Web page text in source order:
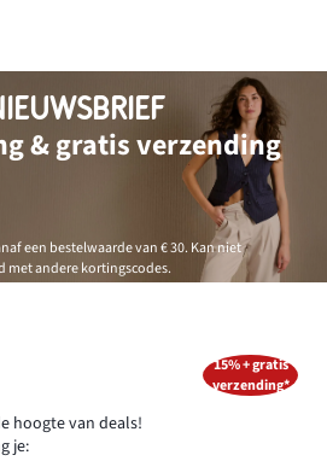
& gratis verzending
een bestelwaarde van € 30. Kan niet
met andere kortingscodes.
hoogte van deals!
je:
15% + gratis
verzending*